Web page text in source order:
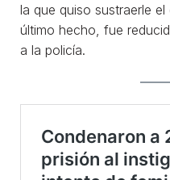
la que quiso sustraerle
último hecho, fue
a la policía.